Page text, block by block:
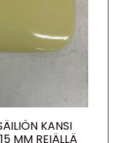
KANSI
MM REIÄLLÄ